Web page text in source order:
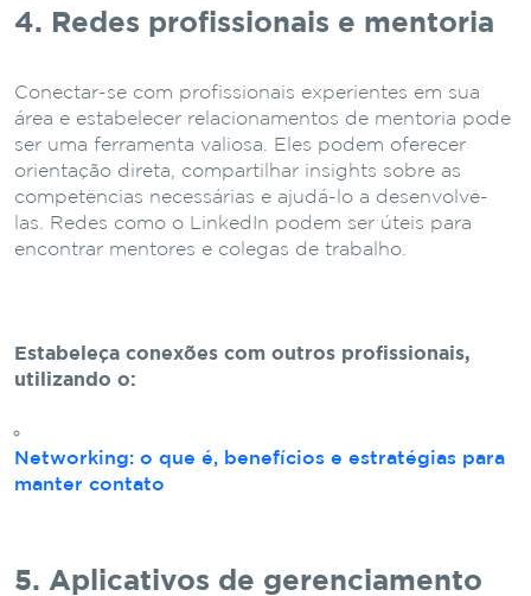
4. Redes profissionais e mentoria
Conectar-se com profissionais experientes em sua
área e estabelecer relacionamentos de mentoria pode
ser uma ferramenta valiosa. Eles podem oferecer
orientação direta, compartilhar insights sobre as
competências necessárias e ajudá-lo a desenvolvê-
las. Redes como o LinkedIn podem ser úteis para
encontrar mentores e colegas de trabalho.
Estabeleça conexões com outros profissionais,
utilizando o:
Networking: o que é, benefícios e estratégias para
manter contato
5. Aplicativos de gerenciamento